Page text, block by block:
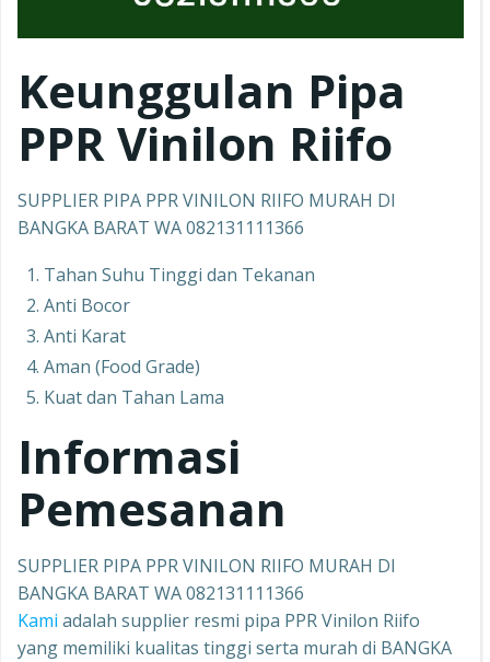
Keunggulan Pipa
PPRVinilon Riifo
SUPPLIER PIPA PPR VINILON RIIFO MURAH DI
BANGKA BARAT WA 082131111366
Tahan Suhu Tinggi dan Tekanan
Anti Bocor
Anti Karat
Aman (Food Grade)
Kuat dan Tahan Lama
Informasi
Pemesanan
SUPPLIER PIPA PPR VINILON RIIFO MURAH DI
BANGKA BARAT WA 082131111366
Kami adalah supplier resmi pipa PPR Vinilon Riifo
yang memiliki kualitas tinggi serta murah di BANGKA